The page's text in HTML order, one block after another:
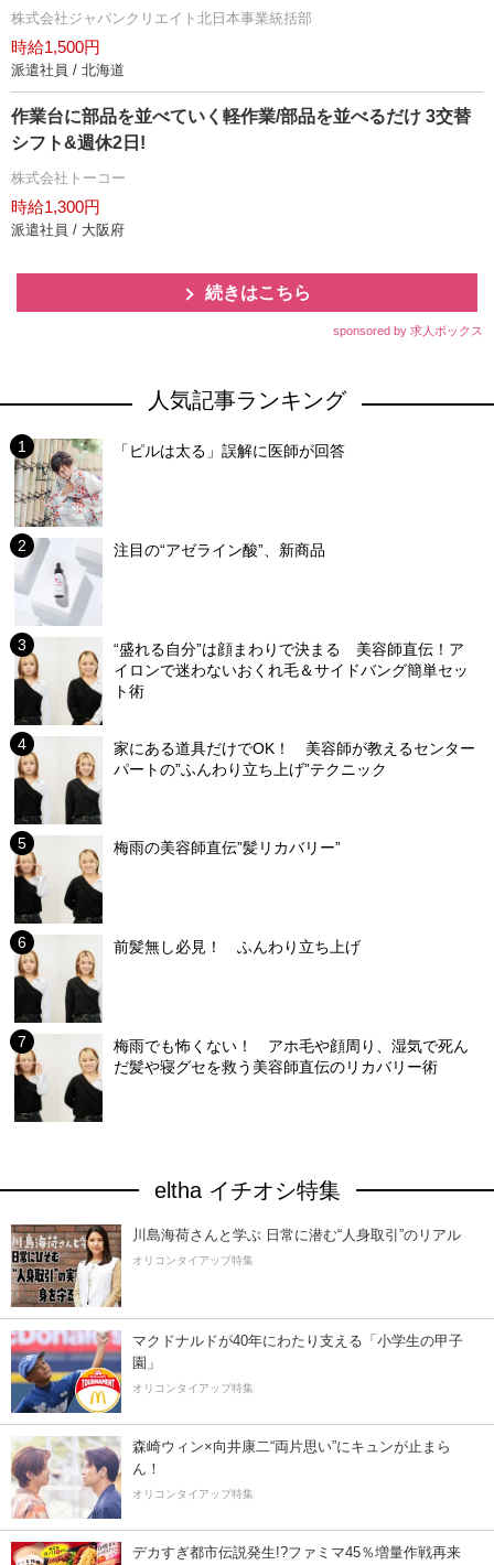
株式会社ジャパンクリエイト北日本事業統括部
時給1,500円
派遣社員 / 北海道
作業台に部品を並べていく軽作業/部品を並べるだけ 3交替
シフト&週休2日!
株式会社トーコー
時給1,300円
派遣社員 / 大阪府
続きはこちら
sponsored by 求人ボックス
人気記事ランキング
「ピルは太る」誤解に医師が回答
注目の“アゼライン酸”、新商品
“盛れる自分”は顔まわりで決まる 美容師直伝！ア
イロンで迷わないおくれ毛＆サイドバング簡単セッ
ト術
家にある道具だけでOK！ 美容師が教えるセンター
パートの”ふんわり立ち上げ”テクニック
梅雨の美容師直伝”髪リカバリー”
前髪無し必見！ ふんわり立ち上げ
梅雨でも怖くない！ アホ毛や顔周り、湿気で死ん
だ髪や寝グセを救う美容師直伝のリカバリー術
eltha イチオシ特集
川島海荷さんと学ぶ 日常に潜む“人身取引”のリアル
オリコンタイアップ特集
マクドナルドが40年にわたり支える「小学生の甲子
園」
オリコンタイアップ特集
森崎ウィン×向井康二“両片思い”にキュンが止まら
ん！
オリコンタイアップ特集
デカすぎ都市伝説発生!?ファミマ45％増量作戦再来